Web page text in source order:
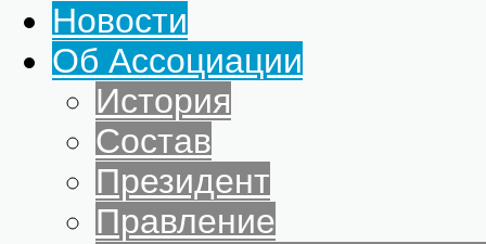
Новости
Об Ассоциации
История
Состав
Президент
Правление